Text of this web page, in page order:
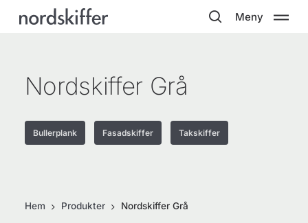
Meny
Nordskiffer Grå
Bullerplank Fasadskiffer Takskiffer
Hem Produkter Nordskiffer Grå